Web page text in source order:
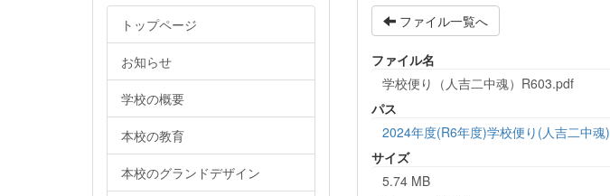
ファイル一覧へ
ファイル名
学校便り（人吉二中魂）R603.pdf
パス
2024年度(R6年度)学校便り(人吉二中魂)
サイズ
5.74 MB
トップページ
お知らせ
学校の概要
本校の教育
本校のグランドデザイン